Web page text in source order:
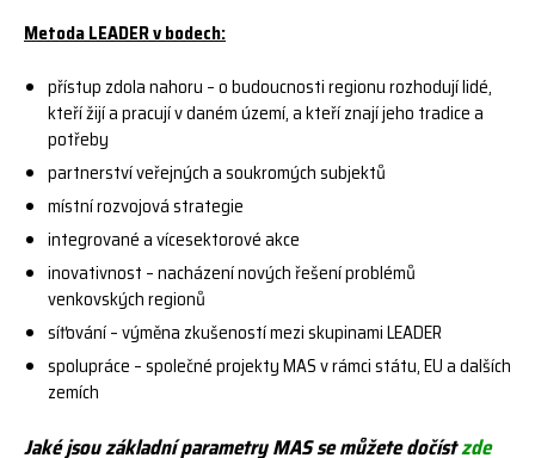
Metoda LEADER v bodech:
přístup zdola nahoru – o budoucnosti regionu rozhodují lidé,
kteří žijí a pracují v daném území, a kteří znají jeho tradice a
potřeby
partnerství veřejných a soukromých subjektů
místní rozvojová strategie
integrované a vícesektorové akce
inovativnost – nacházení nových řešení problémů
venkovských regionů
síťování – výměna zkušeností mezi skupinami LEADER
spolupráce – společné projekty MAS v rámci státu, EU a dalších
zemích
Jaké jsou základní parametry MAS se můžete dočístzde